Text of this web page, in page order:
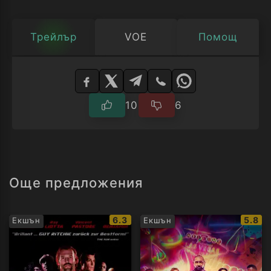
Трейлър VOE Помощ
Изберете
10 6
Още предложения
Екшън
IMDb
рейтинг:
6.3 Екшън
IMDb
5.8